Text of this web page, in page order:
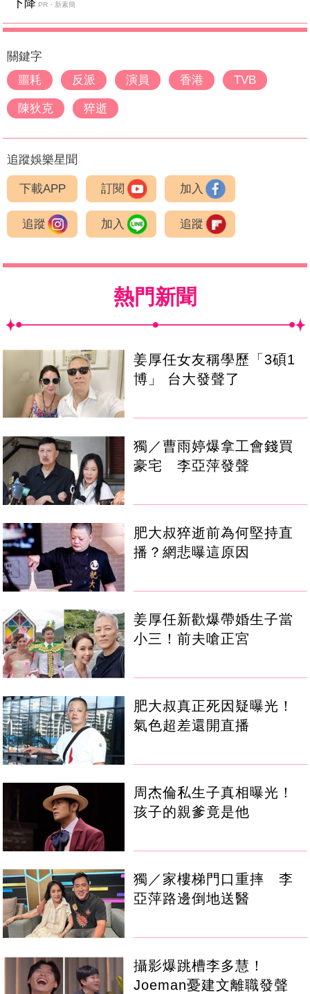
下降 PR・新素簡
關鍵字
噩耗
反派 演員 香港 TVB
陳狄克 猝逝
追蹤娛樂星聞
下載APP 訂閱 加入
追蹤 加入 追蹤
熱門新聞
姜厚任女友稱學歷「3碩1
博」 台大發聲了
獨／曹雨婷爆拿工會錢買
豪宅 李亞萍發聲
肥大叔猝逝前為何堅持直
播？網悲曝這原因
姜厚任新歡爆帶婚生子當
小三！前夫嗆正宮
肥大叔真正死因疑曝光！
氣色超差還開直播
周杰倫私生子真相曝光！
孩子的親爹竟是他
獨／家樓梯門口重摔 李
亞萍路邊倒地送醫
攝影爆跳槽李多慧！
Joeman憂建文離職發聲